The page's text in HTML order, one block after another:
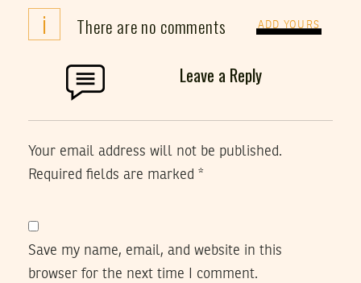
i There are no comments ADD YOURS
Leave a Reply
Your email address will not be published.
Required fields are marked *
Save my name, email, and website in this
browser for the next time I comment.